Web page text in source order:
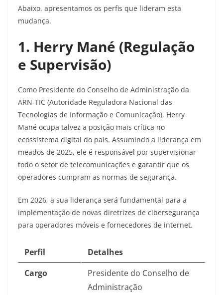
Abaixo, apresentamos os perfis que lideram esta
mudança.
1. Herry Mané (Regulação
e Supervisão)
Como Presidente do Conselho de Administração da
ARN-TIC (Autoridade Reguladora Nacional das
Tecnologias de Informação e Comunicação), Herry
Mané ocupa talvez a posição mais crítica no
ecossistema digital do país. Assumindo a liderança em
meados de 2025, ele é responsável por supervisionar
todo o setor de telecomunicações e garantir que os
operadores cumpram as normas de segurança.
Em 2026, a sua liderança será fundamental para a
implementação de novas diretrizes de cibersegurança
para operadores móveis e fornecedores de internet.
Perfil
Detalhes
Cargo
Presidente do Conselho de
Administração